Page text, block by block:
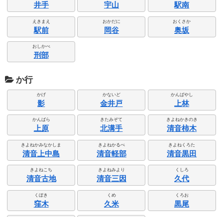
井手 宇山 駅南
えきまえ
駅前
おかだに
岡谷
おくさか
奥坂
おしかべ
刑部
か行
かげ
影
かないど
金井戸
かんばやし
上林
かんばら
上原
きたみぞて
北溝手
きよねかきのき
清音柿木
きよねかみなかしま
清音上中島
きよねかるべ
清音軽部
きよねくろた
清音黒田
きよねこち
清音古地
きよねみより
清音三因
くしろ
久代
くぼき
窪木
くめ
久米
くろお
黒尾